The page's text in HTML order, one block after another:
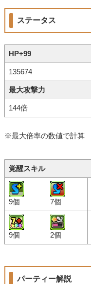
ステータス
HP+99
135674
最大攻撃力
144倍
※最大倍率の数値で計算
覚醒スキル
9個 7個
9個 2個
パーティー解説